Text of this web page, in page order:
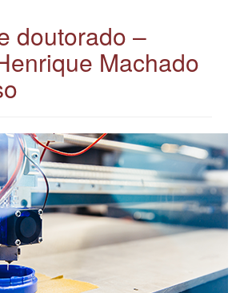
doutorado –
Machado